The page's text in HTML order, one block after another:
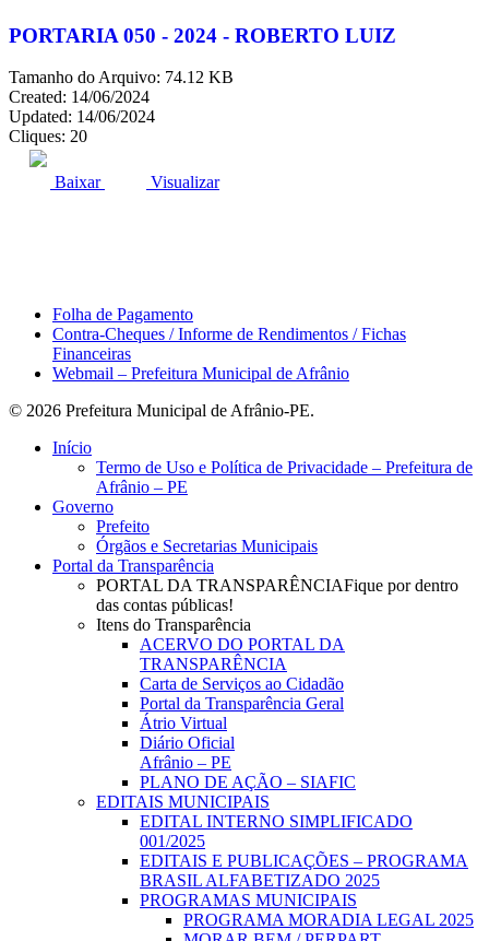
PORTARIA 050 - 2024 - ROBERTO LUIZ
Tamanho do Arquivo: 74.12 KB
Created: 14/06/2024
Updated: 14/06/2024
Cliques: 20
Baixar Visualizar
Folha de Pagamento
Contra-Cheques / Informe de Rendimentos / Fichas
Financeiras
Webmail – Prefeitura Municipal de Afrânio
© 2026 Prefeitura Municipal de Afrânio-PE.
Close
Início
Termo de Uso e Política de Privacidade – Prefeitura de
Afrânio – PE
Governo
Prefeito
Órgãos e Secretarias Municipais
Portal da Transparência
PORTAL DA TRANSPARÊNCIAFique por dentro
das contas públicas!
Itens do Transparência
ACERVO DO PORTAL DA
TRANSPARÊNCIA
Carta de Serviços ao Cidadão
Portal da Transparência Geral
Átrio Virtual
Diário Oficial
Afrânio – PE
PLANO DE AÇÃO – SIAFIC
EDITAIS MUNICIPAIS
EDITAL INTERNO SIMPLIFICADO
001/2025
EDITAIS E PUBLICAÇÕES – PROGRAMA
BRASIL ALFABETIZADO 2025
PROGRAMAS MUNICIPAIS
PROGRAMA MORADIA LEGAL 2025